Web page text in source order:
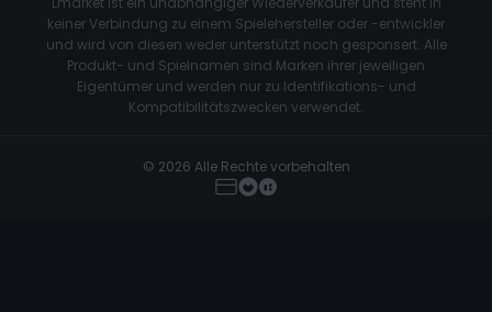
keiner Verbindung zu einem Spielehersteller oder -entwickler
und wird von diesen weder unterstützt noch gesponsert. Alle
Produkt- und Spielnamen sind Marken ihrer jeweiligen
Eigentümer und werden nur zu Identifikations- und
Kompatibilitätszwecken verwendet.
© 2026 Alle Rechte vorbehalten